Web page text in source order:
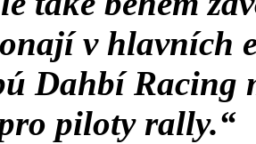
v hlavních
Dahbí Racing
piloty rally.“